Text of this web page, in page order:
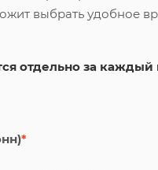
выбрать удобное
отдельно за
*